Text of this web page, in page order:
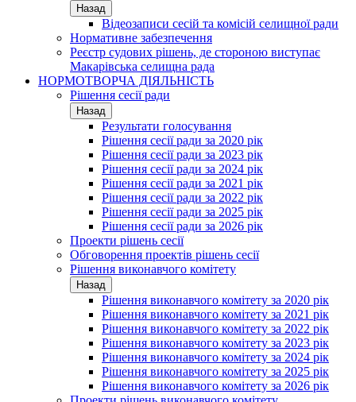
Назад
Відеозаписи сесій та комісій селищної ради
Нормативне забезпечення
Реєстр судових рішень, де стороною виступає
Макарівська селищна рада
НОРМОТВОРЧА ДІЯЛЬНІСТЬ
Рішення сесії ради
Назад
Результати голосування
Рішення сесії ради за 2020 рік
Рішення сесії ради за 2023 рік
Рішення сесії ради за 2024 рік
Рішення сесії ради за 2021 рік
Рішення сесії ради за 2022 рік
Рішення сесії ради за 2025 рік
Рішення сесії ради за 2026 рік
Проекти рішень сесії
Обговорення проектів рішень сесії
Рішення виконавчого комітету
Назад
Рішення виконавчого комітету за 2020 рік
Рішення виконавчого комітету за 2021 рік
Рішення виконавчого комітету за 2022 рік
Рішення виконавчого комітету за 2023 рік
Рішення виконавчого комітету за 2024 рік
Рішення виконавчого комітету за 2025 рік
Рішення виконавчого комітету за 2026 рік